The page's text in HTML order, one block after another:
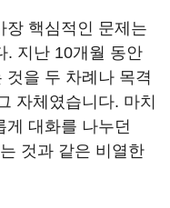
장 핵심적인 문제는
. 지난 10개월 동안
것을 두 차례나 목격
자체였습니다. 마치
게 대화를 나누던
것과 같은 비열한